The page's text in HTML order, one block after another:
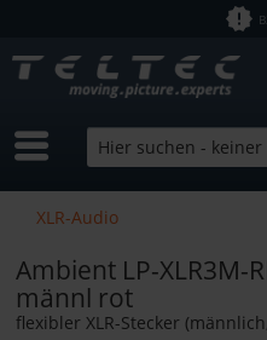
XLR-Audio
Ambient LP-XLR3M-
männl rot
flexibler XLR-Stecker